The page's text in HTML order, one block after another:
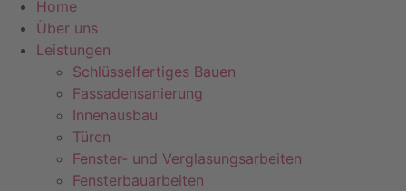
Home
Über uns
Leistungen
Schlüsselfertiges Bauen
Fassadensanierung
Innenausbau
Türen
Fenster- und Verglasungsarbeiten
Fensterbauarbeiten